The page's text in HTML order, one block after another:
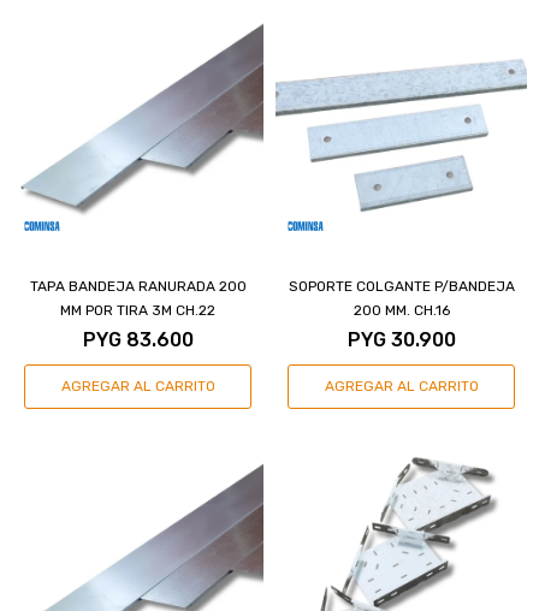
TAPA BANDEJA RANURADA 200
MM POR TIRA 3M CH.22
PYG 83.600
SOPORTE COLGANTE P/BANDEJA
200 MM. CH.16
PYG 30.900